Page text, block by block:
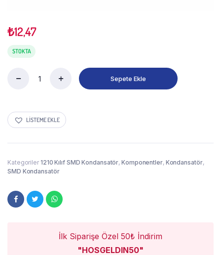
₺12,47
STOKTA
Sepete Ekle
LISTEME EKLE
Kategoriler 1210 Kılıf SMD Kondansatör,Komponentler, Kondansatör,
SMD Kondansatör
İlk Siparişe Özel 50₺ İndirim
"HOSGELDIN50"